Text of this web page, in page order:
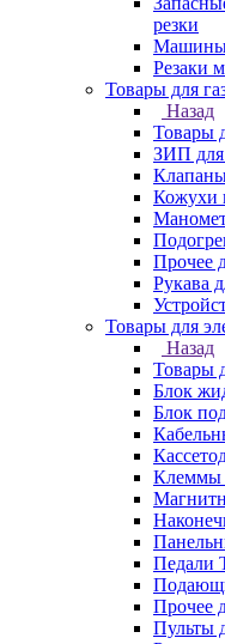
резки
Машины
Резаки
Товары для
Назад
Товары
ЗИП для
Кожухи
Прочее
Рукава
Товары для
Назад
Товары
Блок
Блок
Клеммы
Педали
Прочее
Пульты